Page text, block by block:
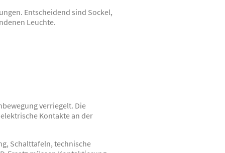
Entscheidend sind Sockel,
Leuchte.
verriegelt. Die
Kontakte an der
Schalttafeln, technische